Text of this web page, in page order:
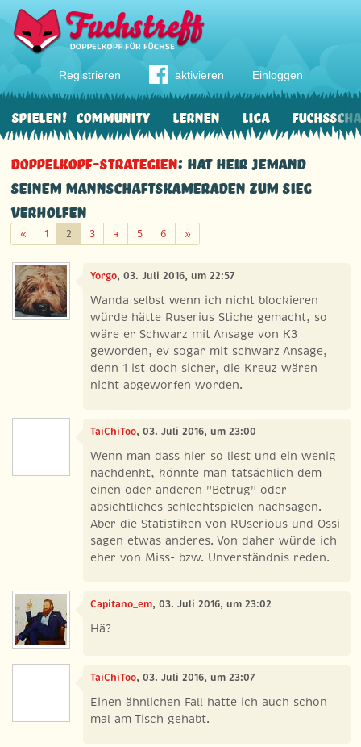
Registrieren aktivieren Einloggen
Community Lernen Liga
Spielen!
Doppelkopf-Strategien: Hat heir jemand
seinem Mannschaftskameraden zum Sieg
verholfen
«Zurück
1 2 3 4 5 6 »Weiter
Yorgo, 03. Juli 2016, um 22:57
Wanda selbst wenn ich nicht blockieren
würde hätte Ruserius Stiche gemacht, so
wäre er Schwarz mit Ansage von K3
geworden, ev sogar mit schwarz Ansage,
denn 1 ist doch sicher, die Kreuz wären
nicht abgeworfen worden.
TaiChiToo, 03. Juli 2016, um 23:00
Wenn man dass hier so liest und ein wenig
nachdenkt, könnte man tatsächlich dem
einen oder anderen "Betrug" oder
absichtliches schlechtspielen nachsagen.
Aber die Statistiken von RUserious und Ossi
sagen etwas anderes. Von daher würde ich
eher von Miss- bzw. Unverständnis reden.
Capitano_em, 03. Juli 2016, um 23:02
Hä?
TaiChiToo, 03. Juli 2016, um 23:07
Einen ähnlichen Fall hatte ich auch schon
mal am Tisch gehabt.